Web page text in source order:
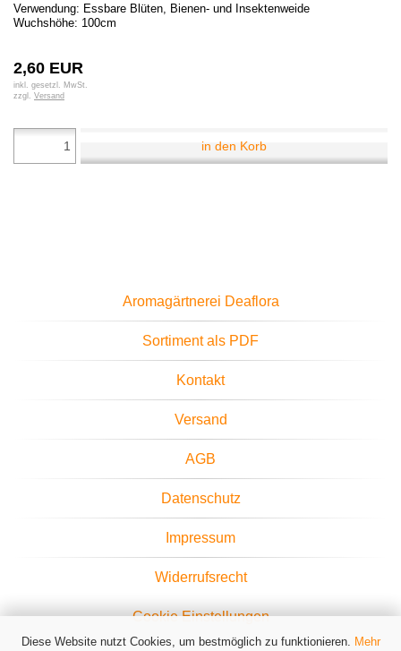
Diese Website nutzt Cookies, um bestmöglich zu funktionieren. Mehr
Verwendung: Essbare Blüten, Bienen- und Insektenweide
Wuchshöhe: 100cm
2,60 EUR
inkl. gesetzl. MwSt.
zzgl. Versand
in den Korb
Aromagärtnerei Deaflora
Sortiment als PDF
Kontakt
Versand
AGB
Datenschutz
Impressum
Widerrufsrecht
Cookie Einstellungen